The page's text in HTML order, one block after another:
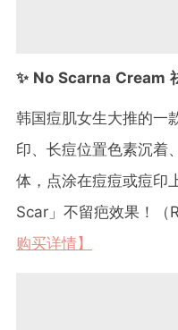
✨ No Scarna Cream
韩国痘肌女生大推的一
印、长痘位置色素沉着
体，点涂在痘痘或痘印
Scar」不留疤效果！
购买详情】